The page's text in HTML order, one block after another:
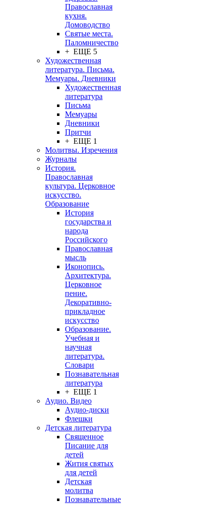
Православная
кухня.
Домоводство
Святые места.
Паломничество
+ ЕЩЕ 5
Художественная
литература. Письма.
Мемуары. Дневники
Художественная
литература
Письма
Мемуары
Дневники
Притчи
+ ЕЩЕ 1
Молитвы. Изречения
Журналы
История.
Православная
культура. Церковное
искусство.
Образование
История
государства и
народа
Российского
Православная
мысль
Иконопись.
Архитектура.
Церковное
пение.
Декоративно-
прикладное
искусство
Образование.
Учебная и
научная
литература.
Словари
Познавательная
литература
+ ЕЩЕ 1
Аудио. Видео
Аудио-диски
Флешки
Детская литература
Священное
Писание для
детей
Жития святых
для детей
Детская
молитва
Познавательные